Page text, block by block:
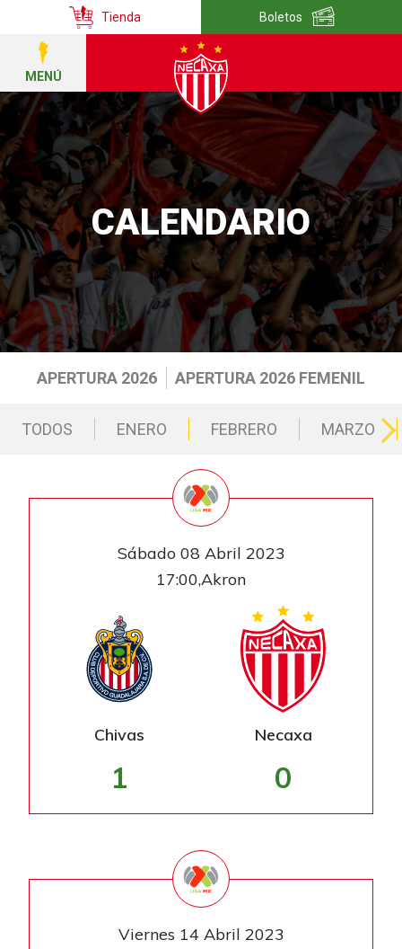
Tienda Boletos
MENÚ
CALENDARIO
APERTURA 2026 APERTURA 2026 FEMENIL
TODOS ENERO FEBRERO MARZO
Sábado 08 Abril 2023
17:00,Akron
Chivas
1
Necaxa
0
Viernes 14 Abril 2023